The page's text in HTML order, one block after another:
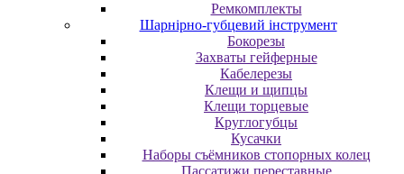
Ремкомплекты
Шарнірно-губцевий інструмент
Бокорезы
Захваты гейферные
Кабелерезы
Клещи и щипцы
Клещи торцевые
Круглогубцы
Кусачки
Наборы съёмников стопорных колец
Пассатижи переставные